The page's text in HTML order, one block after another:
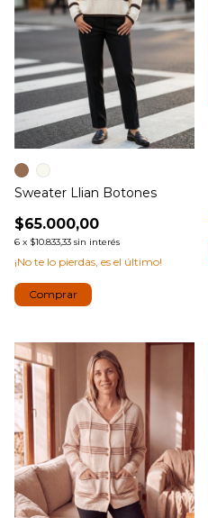
Sweater Llian Botones
$65.000,00
6 x $10.833,33 sin interés
¡No te lo pierdas, es el último!
Comprar